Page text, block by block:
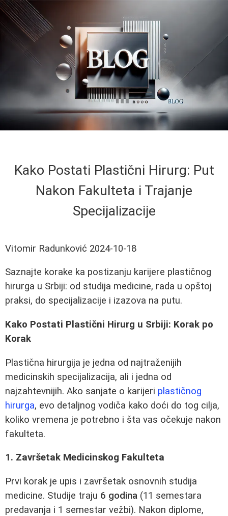
Kako Postati Plastični Hirurg: Put
Nakon Fakulteta i Trajanje
Specijalizacije
Vitomir Radunković 2024-10-18
Saznajte korake ka postizanju karijere plastičnog
hirurga u Srbiji: od studija medicine, rada u opštoj
praksi, do specijalizacije i izazova na putu.
Kako Postati Plastični Hirurg u Srbiji: Korak po
Korak
Plastična hirurgija je jedna od najtraženijih
medicinskih specijalizacija, ali i jedna od
najzahtevnijih. Ako sanjate o karijeri plastičnog
hirurga, evo detaljnog vodiča kako doći do tog cilja,
koliko vremena je potrebno i šta vas očekuje nakon
fakulteta.
1. Završetak Medicinskog Fakulteta
Prvi korak je upis i završetak osnovnih studija
medicine. Studije traju 6 godina (11 semestara
predavanja i 1 semestar vežbi). Nakon diplome,